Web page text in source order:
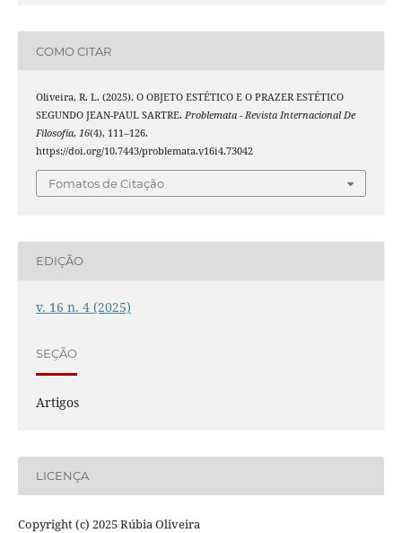
COMO CITAR
Oliveira, R. L. (2025). O OBJETO ESTÉTICO E O PRAZER ESTÉTICO
SEGUNDO JEAN-PAUL SARTRE. Problemata - Revista Internacional De
Filosofia, 16(4), 111–126.
https://doi.org/10.7443/problemata.v16i4.73042
Fomatos de Citação
EDIÇÃO
v. 16 n. 4 (2025)
SEÇÃO
Artigos
LICENÇA
Copyright (c) 2025 Rúbia Oliveira